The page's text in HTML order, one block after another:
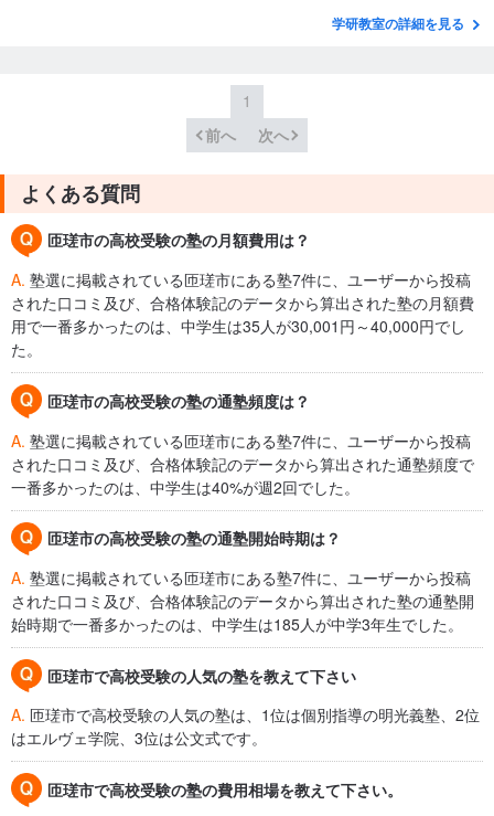
学研教室の詳細を見る
1
前へ
次へ
よくある質問
匝瑳市の高校受験の塾の月額費用は？
A. 塾選に掲載されている匝瑳市にある塾7件に、ユーザーから投稿
された口コミ及び、合格体験記のデータから算出された塾の月額費
用で一番多かったのは、中学生は35人が30,001円～40,000円でし
た。
匝瑳市の高校受験の塾の通塾頻度は？
A. 塾選に掲載されている匝瑳市にある塾7件に、ユーザーから投稿
された口コミ及び、合格体験記のデータから算出された通塾頻度で
一番多かったのは、中学生は40%が週2回でした。
匝瑳市の高校受験の塾の通塾開始時期は？
A. 塾選に掲載されている匝瑳市にある塾7件に、ユーザーから投稿
された口コミ及び、合格体験記のデータから算出された塾の通塾開
始時期で一番多かったのは、中学生は185人が中学3年生でした。
匝瑳市で高校受験の人気の塾を教えて下さい
A. 匝瑳市で高校受験の人気の塾は、1位は個別指導の明光義塾、2位
はエルヴェ学院、3位は公文式です。
匝瑳市で高校受験の塾の費用相場を教えて下さい。